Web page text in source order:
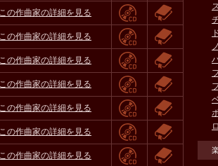
この作曲家の詳細を見る
この作曲家の詳細を見る
この作曲家の詳細を見る
この作曲家の詳細を見る
この作曲家の詳細を見る
この作曲家の詳細を見る
この作曲家の詳細を見る